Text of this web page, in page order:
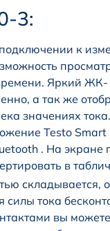
3:
к
Яркий ЖК-
а так же
значениях
Testo Smart
. На экране
в
силы тока
вы